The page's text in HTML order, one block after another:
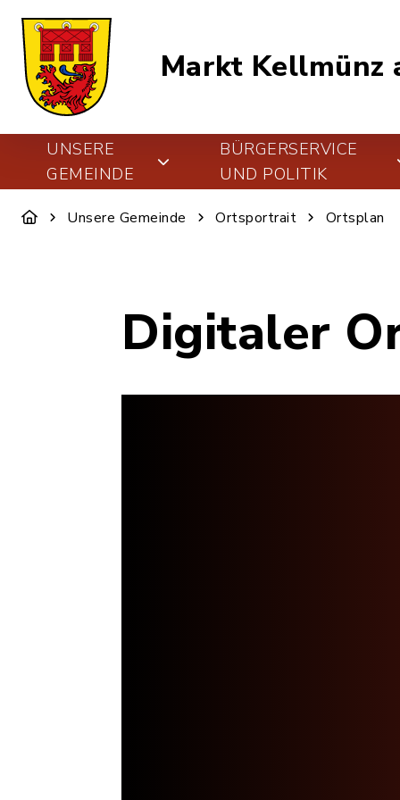
Markt Kellmünz
UNSERE
GEMEINDE
BÜRGERSERVICE
UND POLITIK
Unsere Gemeinde Ortsportrait Ortsplan
Digitaler